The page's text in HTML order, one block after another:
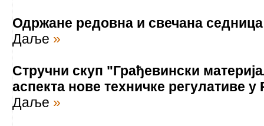
Одржане редовна и свечана
Даље »
Стручни скуп "Грађевински
аспекта нове техничке регулативе
Даље »